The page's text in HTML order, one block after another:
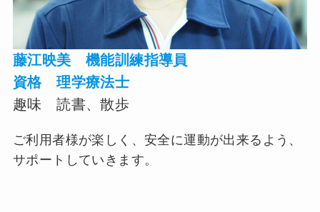
藤江映美 機能訓練指導員
資格 理学療法士
趣味
読書、散歩
ご利用者様が楽しく、安全に運動が出来るよう、
サポートしていきます。